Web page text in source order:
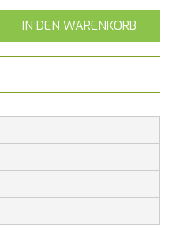
IN DEN WARENKORB